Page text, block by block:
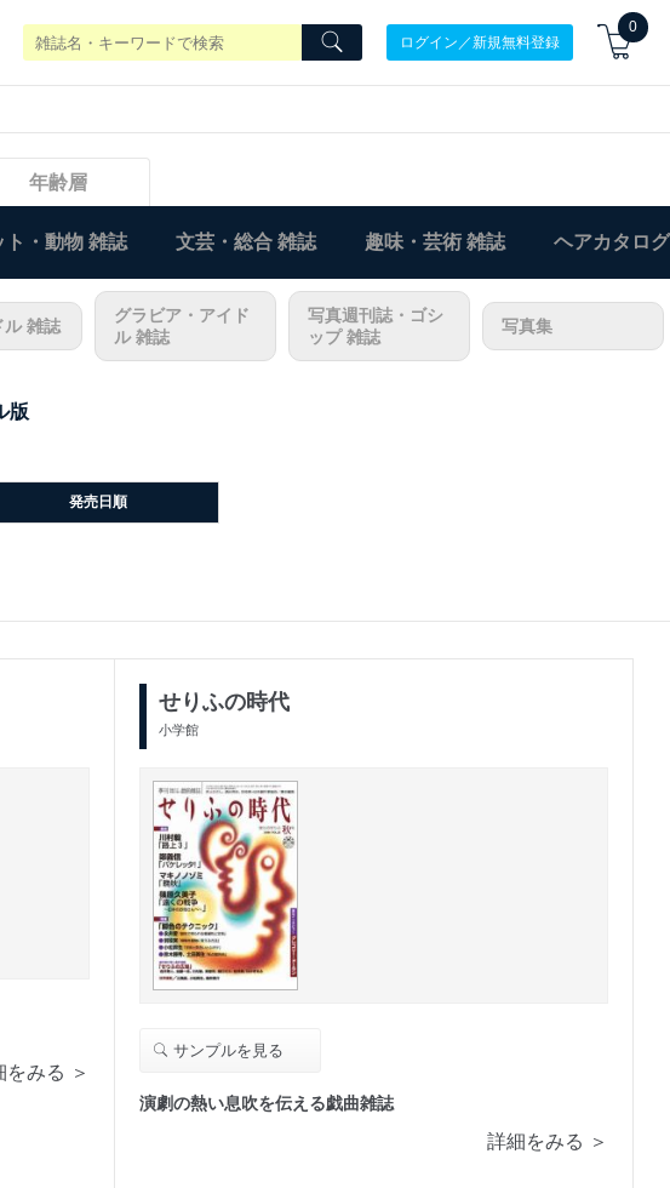
ログイン／新規無料登録
0
年齢層
ト・動物 雑誌 文芸・総合 雑誌 趣味・芸術 雑誌 ヘアカタロ
ル 雑誌
グラビア・アイド
ル 雑誌
写真週刊誌・ゴシ
ップ 雑誌
写真集
版
発売日順
をみる ＞
せりふの時代
小学館
サンプルを見る
演劇の熱い息吹を伝える戯曲雑誌
詳細をみる ＞